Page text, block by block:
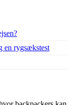
en rygsækstest